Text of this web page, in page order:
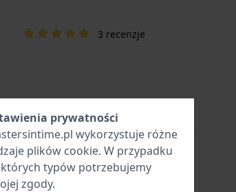
3 recenzje
prywatności
wykorzystuje różne
plików cookie. W przypadku
typów potrzebujemy
zgody.